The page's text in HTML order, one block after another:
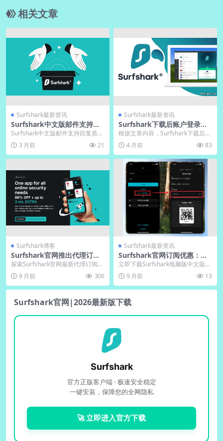
相关文章
Surfshark最新资讯
Surfshark中文版邮件支持中
文回复质量评估
Surfshark中文版邮件支持回复质量
高，平均4-8小时响应，语言自然准
确，擅...
3 月前 21
Surfshark最新资讯
Surfshark下载后账户登录常
见问题解决方案
根据文章内容，Surfshark下载后账
户登录问题主要源于密码错误、账
户未激活或...
4 月前 83
Surfshark博客
Surfshark官网推出代理订阅
链接｜下载自动更新节点
探索Surfshark官网最新代理订阅链
接功能，实现节点自动下载与多平
台同步更新...
9 月前 306
Surfshark最新资讯
Surfshark官网订阅优惠：下
载电脑版中文版立省82%
立即下载Surfshark电脑版中文版，
畅享超值优惠订阅立省82%。专为
桌面用户...
9 月前 13
Surfshark官网|2026最新版下载
Surfshark
官方正版客户端 · 极速安全稳定
一键安装，保障您的全网隐私
🚀 立即进入官方下载